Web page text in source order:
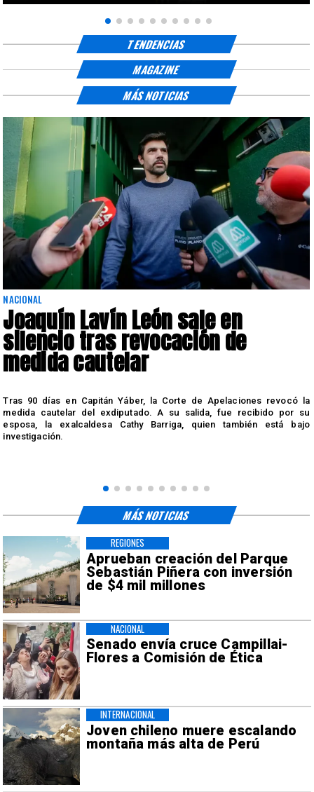
TENDENCIAS
MAGAZINE
NACIONAL
Joaquín Lavín León sale en
silencio tras revocación de
medida cautelar
Tras 90 días en Capitán Yáber, la Corte de Apelaciones revocó la
medida cautelar del exdiputado. A su salida, fue recibido por su
esposa, la exalcaldesa Cathy Barriga, quien también está bajo
investigación.
MÁS NOTICIAS
Aprueban creación del Parque
Sebastián Piñera con inversión
de $4 mil millones
REGIONES
Senado envía cruce Campillai-
Flores a Comisión de Ética
NACIONAL
Joven chileno muere escalando
montaña más alta de Perú
INTERNACIONAL
MÁS NOTICIAS